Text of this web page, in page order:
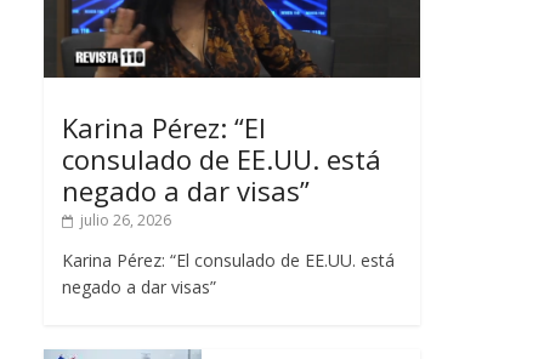
Karina Pérez: “El
consulado de EE.UU. está
negado a dar visas”
julio 26, 2026
Karina Pérez: “El consulado de EE.UU. está
negado a dar visas”